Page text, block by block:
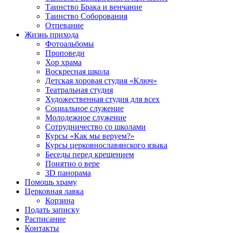
Таинство Брака и венчание
Таинство Соборования
Отпевание
Жизнь прихода
Фотоальбомы
Проповеди
Хор храма
Воскресная школа
Детская хоровая студия «Ключ»
Театральная студия
Х​удожественная студия для всех
Социальное служение
Молодежное служение
Сотрудничество со школами
Курсы «Как мы веруем?»
Курсы церковнославянского языка
Беседы перед крещением
Понятно о вере
3D панорама
Помощь храму
Церковная лавка
Корзина
Подать записку
Расписание
Контакты